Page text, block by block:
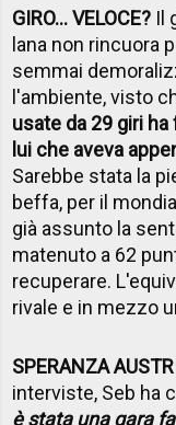
GIRO... VELOCE? Il
lana non rincuora
semmai
l'ambiente, visto
usate da 29 giri
lui che aveva
Sarebbe stata la
beffa, per il
già assunto la
matenuto a 62
recuperare.
rivale e in mezzo
SPERANZA
interviste, Seb ha
è stata una gara